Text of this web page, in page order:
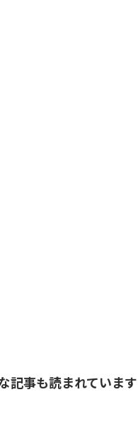
記事も読まれています